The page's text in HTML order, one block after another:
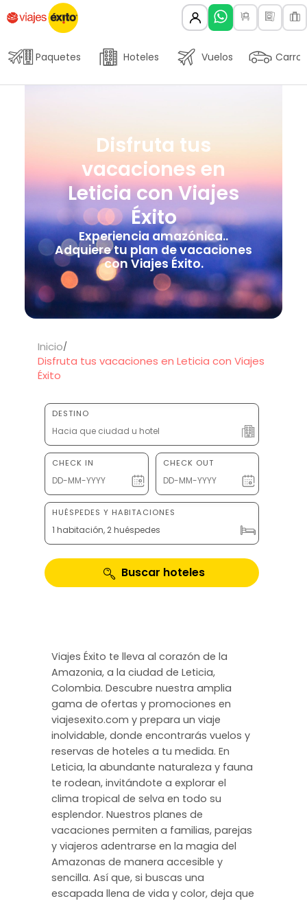
Paquetes Hoteles Vuelos Carros
Disfruta tus
vacaciones en
Leticia con Viajes
Éxito
Experiencia amazónica..
Adquiere tu plan de vacaciones
con Viajes Éxito.
Inicio
Disfruta tus vacaciones en Leticia con Viajes
Éxito
DESTINO
CHECK IN CHECK OUT
HUÉSPEDES Y HABITACIONES
1 habitación, 2 huéspedes
Buscar hoteles
Viajes Éxito te lleva al corazón de la
Amazonia, a la ciudad de Leticia,
Colombia. Descubre nuestra amplia
gama de ofertas y promociones en
viajesexito.com y prepara un viaje
inolvidable, donde encontrarás vuelos y
reservas de hoteles a tu medida. En
Leticia, la abundante naturaleza y fauna
te rodean, invitándote a explorar el
clima tropical de selva en todo su
esplendor. Nuestros planes de
vacaciones permiten a familias, parejas
y viajeros adentrarse en la magia del
Amazonas de manera accesible y
sencilla. Así que, si buscas una
escapada llena de vida y color, deja que